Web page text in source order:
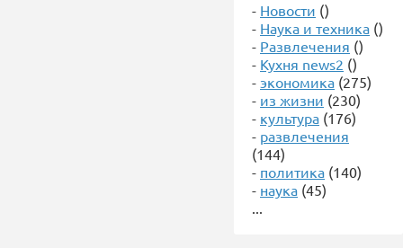
- Новости ()
- Наука и техника ()
- Развлечения ()
- Кухня news2 ()
- экономика (275)
- из жизни (230)
- культура (176)
- развлечения
(144)
- политика (140)
- наука (45)
...